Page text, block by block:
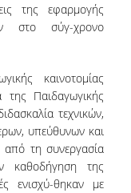
της εφαρμογής
στο σύγ-χρονο
καινοτομίας
της Παιδαγωγικής
τεχνικών,
υπεύθυνων και
από τη συνεργασία
καθοδήγηση της
ενισχύ-θηκαν με